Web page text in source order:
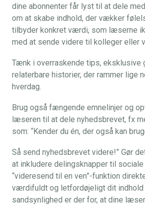
dine abonnenter får lyst til at dele
om at skabe indhold, der vækker
tilbyder konkret værdi, som læserne
med at sende videre til kolleger eller
Tænk i overraskende tips, eksklusive
relaterbare historier, der rammer lige
hverdag.
Brug også fængende emnelinjer og
læseren til at dele nyhedsbrevet, fx
som: “Kender du én, der også kan
Så send nyhedsbrevet videre!” Gør
at inkludere delingsknapper til
“videresend til en ven”-funktion
værdifuldt og letfordøjeligt dit indhold
sandsynlighed er der for, at dine